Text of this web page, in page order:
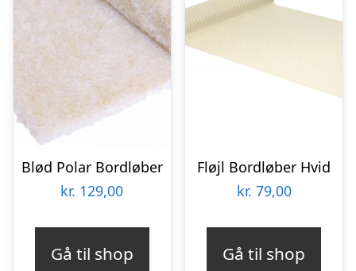
Blød Polar Bordløber
kr. 129,00
Gå til shop
Fløjl Bordløber Hvid
kr. 79,00
Gå til shop